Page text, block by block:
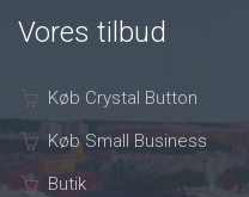
Vores tilbud
Køb Crystal Button
Køb Small Business
Butik